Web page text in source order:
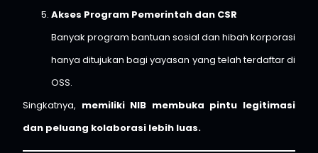
Akses Program Pemerintah dan CSR
Banyak program bantuan sosial dan hibah korporasi
hanya ditujukan bagi yayasan yang telah terdaftar di
OSS.
Singkatnya, memiliki NIB membuka pintu legitimasi
dan peluang kolaborasi lebih luas.